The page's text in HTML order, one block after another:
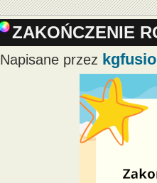
ZAKOŃCZENIE
Napisane przez